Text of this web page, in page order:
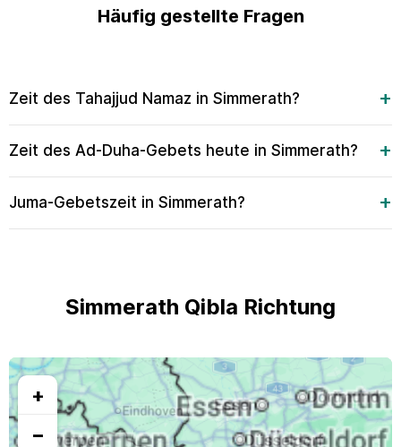
Häufig gestellte Fragen
Zeit des Tahajjud Namaz in Simmerath?
Zeit des Ad-Duha-Gebets heute in Simmerath?
Juma-Gebetszeit in Simmerath?
Simmerath Qibla Richtung
+
−